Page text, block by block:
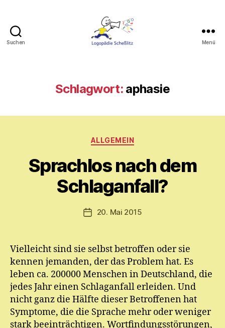
Suchen Menü
Schlagwort: aphasie
Kategorien
ALLGEMEIN
Sprachlos nach dem
Schlaganfall?
Beitragsautor
V
n
M
y
ri
m
ic
h
el
Veröffentlichungsdatum
20. Mai 2015
Vielleicht sind sie selbst betroffen oder sie
kennen jemanden, der das Problem hat. Es
leben ca. 200000 Menschen in Deutschland, die
jedes Jahr einen Schlaganfall erleiden. Und
nicht ganz die Hälfte dieser Betroffenen hat
Symptome, die die Sprache mehr oder weniger
stark beeinträchtigen. Wortfindungsstörungen,